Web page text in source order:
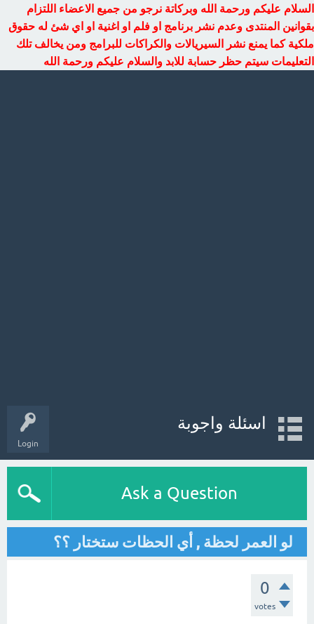
السلام عليكم ورحمة الله وبركاتة نرجو من جميع الاعضاء اللتزام
بقوانين المنتدى وعدم نشر برنامج او فلم او اغنية او اي شئ له حقوق
ملكية كما يمنع نشر السيريالات والكراكات للبرامج ومن يخالف تلك
التعليمات سيتم حظر حسابة للابد والسلام عليكم ورحمة الله
Login
اسئلة واجوبة
Ask a Question
لو العمر لحظة , أي الحظات ستختار ؟؟
0
votes